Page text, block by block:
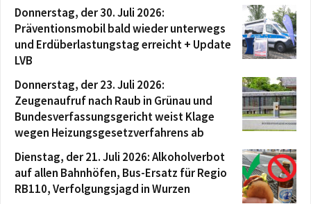
Donnerstag, der 30. Juli 2026:
Präventionsmobil bald wieder unterwegs
und Erdüberlastungstag erreicht + Update
LVB
Donnerstag, der 23. Juli 2026:
Zeugenaufruf nach Raub in Grünau und
Bundesverfassungsgericht weist Klage
wegen Heizungsgesetzverfahrens ab
Dienstag, der 21. Juli 2026: Alkoholverbot
auf allen Bahnhöfen, Bus-Ersatz für Regio
RB110, Verfolgungsjagd in Wurzen